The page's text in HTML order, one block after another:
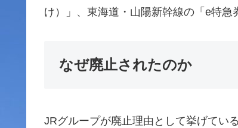
け）」、東海道・山陽新幹線の「e特急
なぜ廃止されたのか
JRグループが廃止理由として挙げてい